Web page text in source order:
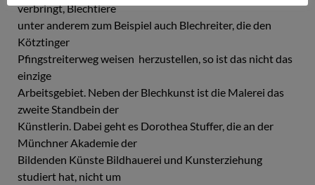
verbringt, Blechtiere ­
unter anderem zum Beispiel auch Blechreiter, die den
Kötztinger
Pfingstreiterweg weisen ­ herzustellen, so ist das nicht das
einzige
Arbeitsgebiet. Neben der Blechkunst ist die Malerei das
zweite Standbein der
Künstlerin. Dabei geht es Dorothea Stuffer, die an der
Münchner Akademie der
Bildenden Künste Bildhauerei und Kunsterziehung
studiert hat, nicht um